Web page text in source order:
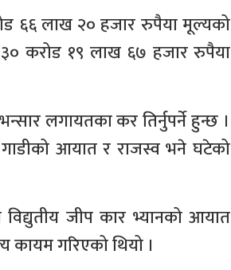
६६ लाख २० हजार रुपैया मूल्यको
करोड १९ लाख ६७ हजार रुपैया
लगायतका कर तिर्नुपर्ने हुन्छ ।
गाडीको आयात र राजस्व भने घटेको
जीप कार भ्यानको आयात
गरिएको थियो ।